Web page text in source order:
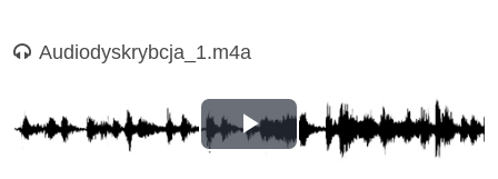
Nagranie audio
Audiodyskrybcja_1.m4a
Odtwórz